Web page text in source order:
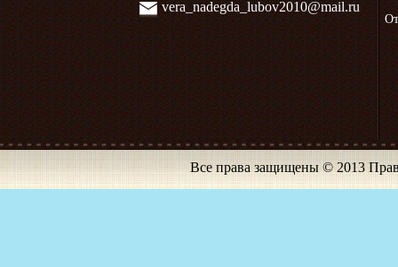
vera_nadegda_lubov2010@mail.ru
Все права защищены © 2013